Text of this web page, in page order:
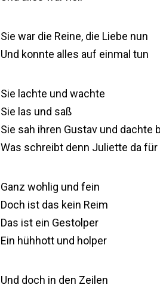
Sie war die Reine, die Liebe nun
Und konnte alles auf einmal tun
Sie lachte und wachte
Sie las und saß
Sie sah ihren Gustav und dachte
Was schreibt denn Juliette da für
Ganz wohlig und fein
Doch ist das kein Reim
Das ist ein Gestolper
Ein hühhott und holper
Und doch in den Zeilen